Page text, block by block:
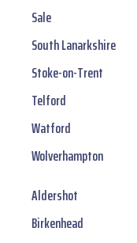
Sale
South Lanarkshire
Stoke-on-Trent
Telford
Watford
Wolverhampton
Aldershot
Birkenhead